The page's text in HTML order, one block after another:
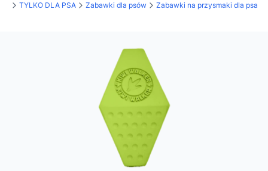
TYLKO DLA PSA Zabawki dla psów Zabawki na przysmaki dla psa